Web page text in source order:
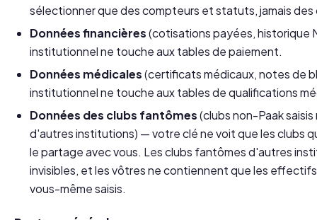
sélectionner que des compteurs et statuts, jamais des
Données financières(cotisations payées, historique
institutionnel ne touche aux tables de paiement.
Données médicales(certificats médicaux, notes de
institutionnel ne touche aux tables de qualifications
Données des clubs fantômes(clubs non-Paak
d'autres institutions) — votre clé ne voit que les clubs
le partage avecvous. Les clubs fantômes d'autres
invisibles, et les vôtres ne contiennent que les
vous-même saisis.